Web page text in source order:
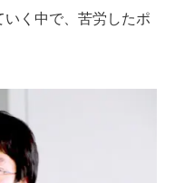
く中で、苦労したポ